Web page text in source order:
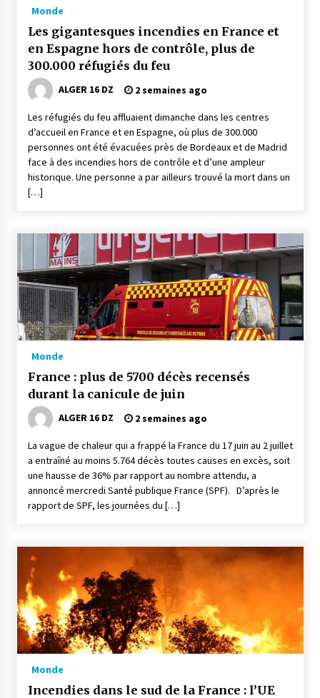
Carte Chiffa : Mise à jour au niveau des
pharmacies désormais possible pour les
ayants droit
6 jours ago
officiels sur les réseaux sociaux
1 semaine ago
Droit de change : Le CPA lance une carte VISA
dédiée aux voyages à l’étranger
En service à partir du 1er août prochain :
Lancement de la plateforme numérique dédiée
à l’importation
2 semaines ago
Affaires religieuses : Ouverture des
candidatures au concours du Prix national du
meilleur prêche du vendredi
2 semaines ago
Droit à l’affiliation au régime national de
retraite : Coup d’envoi d’une campagne de
sensibilisation au profit de la communauté
Lancement d’une campagne nationale de
sensibilisation sur la lutte contre le travail
informel
3 semaines ago
Première voiture de course conçue et
3 semaines ago
Université Alger 3 : Lancement d’un master à
cursus intégré à la licence en communication
en langue amazighe
3 semaines ago
Monde
Les gigantesques incendies en France et
en Espagne hors de contrôle, plus de
300.000 réfugiés du feu
ALGER 16 DZ 2 semaines ago
Les réfugiés du feu affluaient dimanche dans les centres
d’accueil en France et en Espagne, où plus de 300.000
personnes ont été évacuées près de Bordeaux et de Madrid
face à des incendies hors de contrôle et d’une ampleur
historique. Une personne a par ailleurs trouvé la mort dans un
[…]
Monde
France : plus de 5700 décès recensés
durant la canicule de juin
ALGER 16 DZ 2 semaines ago
La vague de chaleur qui a frappé la France du 17 juin au 2 juillet
a entraîné au moins 5.764 décès toutes causes en excès, soit
une hausse de 36% par rapport au nombre attendu, a
annoncé mercredi Santé publique France (SPF). D’après le
rapport de SPF, les journées du […]
Monde
Incendies dans le sud de la France : l’UE